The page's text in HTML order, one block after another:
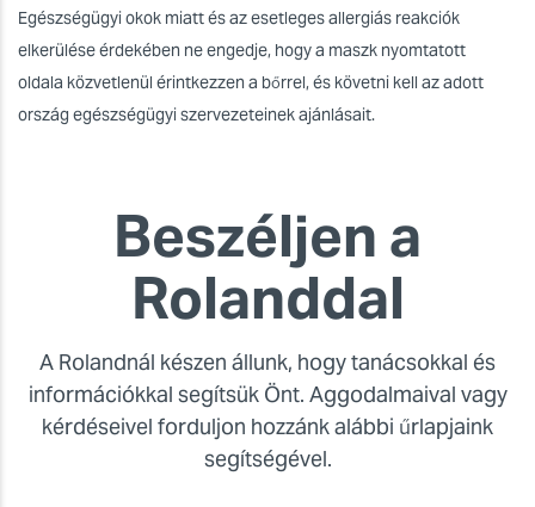
Egészségügyi okok miatt és az esetleges allergiás reakciók
elkerülése érdekében ne engedje, hogy a maszk nyomtatott
oldala közvetlenül érintkezzen a bőrrel, és követni kell az adott
ország egészségügyi szervezeteinek ajánlásait.
Beszéljen a
Rolanddal
A Rolandnál készen állunk, hogy tanácsokkal és
információkkal segítsük Önt. Aggodalmaival vagy
kérdéseivel forduljon hozzánk alábbi űrlapjaink
segítségével.